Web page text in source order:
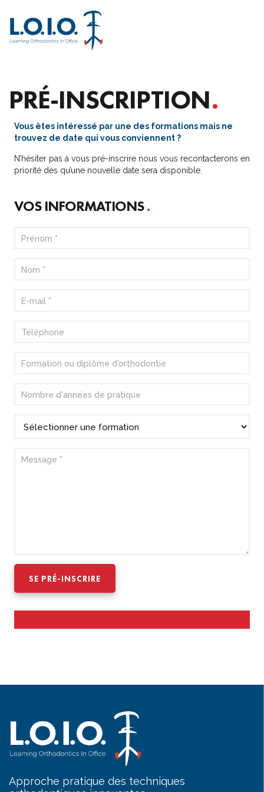
PRÉ-INSCRIPTION
Vous êtes intéressé par une des formations mais ne
trouvez de date qui vous conviennent ?
N’hésiter pas à vous pré-inscrire nous vous recontacterons en
priorité dès qu’une nouvelle date sera disponible.
VOS INFORMATIONS
Approche pratique des techniques